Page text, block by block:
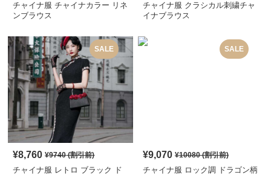
チャイナ服 チャイナカラー リネ
ンブラウス
チャイナ服 クラシカル刺繍チャ
イナブラウス
SALE
¥8,760 ¥9740(割引前)
チャイナ服 レトロ ブラック ド
SALE
¥9,070 ¥10080(割引前)
チャイナ服 ロック調 ドラゴン柄